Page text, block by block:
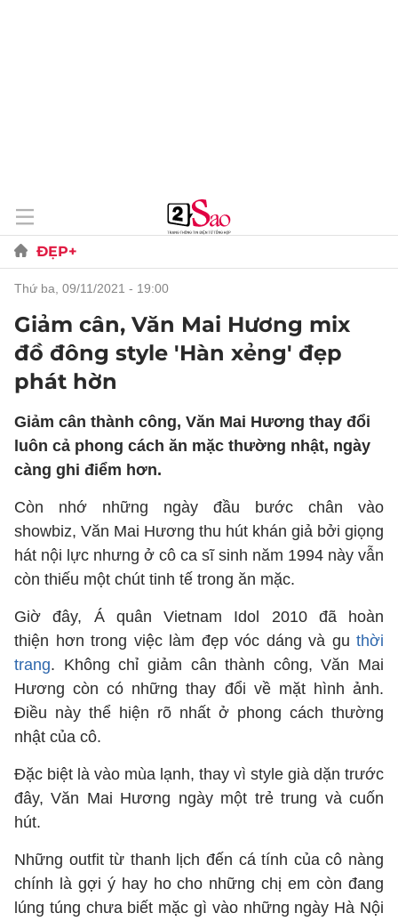
ĐẸP+
thứ ba, 09/11/2021 - 19:00
Giảm cân, Văn Mai Hương mix
đồ đông style 'Hàn xẻng' đẹp
phát hờn
Giảm cân thành công, Văn Mai Hương thay đổi
luôn cả phong cách ăn mặc thường nhật, ngày
càng ghi điểm hơn.
Còn nhớ những ngày đầu bước chân vào
showbiz, Văn Mai Hương thu hút khán giả bởi giọng
hát nội lực nhưng ở cô ca sĩ sinh năm 1994 này vẫn
còn thiếu một chút tinh tế trong ăn mặc.
Giờ đây, Á quân Vietnam Idol 2010 đã hoàn
thiện hơn trong việc làm đẹp vóc dáng và gu thời
trang. Không chỉ giảm cân thành công, Văn Mai
Hương còn có những thay đổi về mặt hình ảnh.
Điều này thể hiện rõ nhất ở phong cách thường
nhật của cô.
Đặc biệt là vào mùa lạnh, thay vì style già dặn trước
đây, Văn Mai Hương ngày một trẻ trung và cuốn
hút.
Những outfit từ thanh lịch đến cá tính của cô nàng
chính là gợi ý hay ho cho những chị em còn đang
lúng túng chưa biết mặc gì vào những ngày Hà Nội